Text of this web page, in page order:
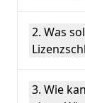
2. Was
3. Wie